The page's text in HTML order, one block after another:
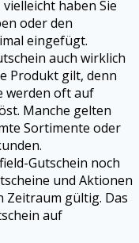
haben Sie
oder den
eingefügt.
auch wirklich
Produkt gilt, denn
werden oft auf
Manche gelten
Sortimente oder
Gutschein noch
und Aktionen
gültig. Das
auf